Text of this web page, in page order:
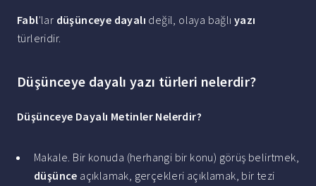
Fabl'lar düşünceye dayalı değil, olaya bağlıyazı
türleridir.
Düşünceye dayalı yazı türleri nelerdir?
Düşünceye Dayalı Metinler Nelerdir?
Makale. Bir konuda (herhangi bir konu) görüş belirtmek,
düşünce açıklamak, gerçekleri açıklamak, bir tezi